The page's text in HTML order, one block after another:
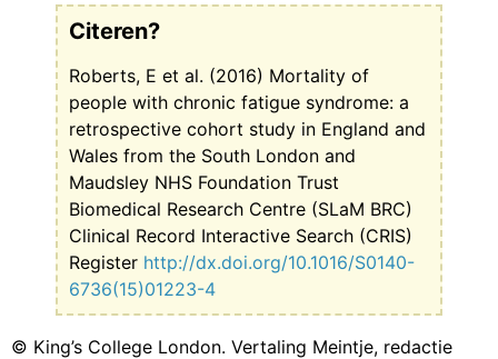
Citeren?
Roberts, E et al. (2016) Mortality of
people with chronic fatigue syndrome: a
retrospective cohort study in England and
Wales from the South London and
Maudsley NHS Foundation Trust
Biomedical Research Centre (SLaM BRC)
Clinical Record Interactive Search (CRIS)
Register http://dx.doi.org/10.1016/S0140-
6736(15)01223-4
© King’s College London. Vertaling Meintje, redactie